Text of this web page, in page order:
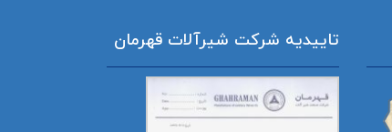
تاییدیه شرکت شیرآلات قهرمان